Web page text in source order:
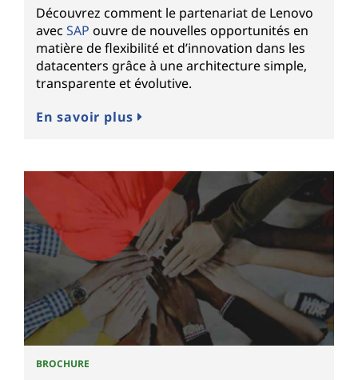
Découvrez comment le partenariat de Lenovo
avec SAP ouvre de nouvelles opportunités en
matière de flexibilité et d’innovation dans les
datacenters grâce à une architecture simple,
transparente et évolutive.
En savoir plus
BROCHURE